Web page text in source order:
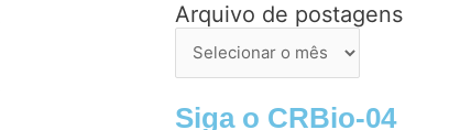
Arquivo de postagens
Arquivo
postagens
Siga o CRBio-04